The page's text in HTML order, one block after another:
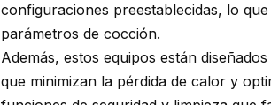
configuraciones preestablecidas, lo
parámetros de cocción.
Además, estos equipos están
que minimizan la pérdida de calor y